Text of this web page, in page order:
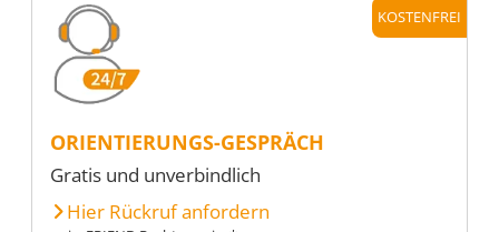
KOSTENFREI
ORIENTIERUNGS-GESPRÄCH
Gratis und unverbindlich
Hier Rückruf anfordern